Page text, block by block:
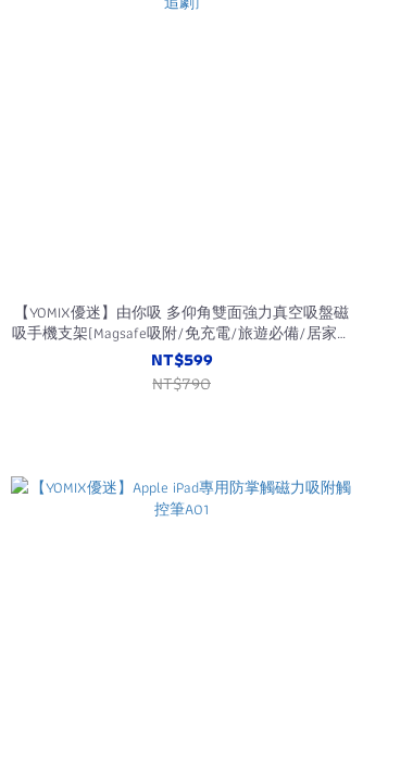
【YOMIX優迷】由你吸 多仰角雙面強力真空吸盤磁
吸手機支架(Magsafe吸附/免充電/旅遊必備/居家追
劇)
NT$599
NT$790